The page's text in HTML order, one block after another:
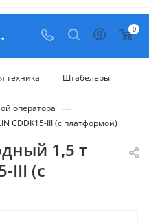
- купить в Belapex 0
техника — Штабелеры —
оператора —
CDDK15-III (с платформой)
1,5 т
III (с